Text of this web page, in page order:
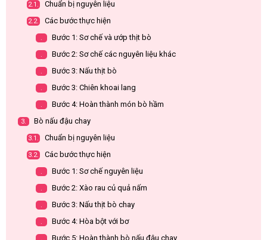
2.1. Chuẩn bị nguyên liệu
2.2. Các bước thực hiện
. Bước 1: Sơ chế và ướp thịt bò
. Bước 2: Sơ chế các nguyên liệu khác
. Bước 3: Nấu thịt bò
. Bước 3: Chiên khoai lang
. Bước 4: Hoàn thành món bò hầm
3. Bò nấu đậu chay
3.1. Chuẩn bị nguyên liệu
3.2. Các bước thực hiện
. Bước 1: Sơ chế nguyên liệu
. Bước 2: Xào rau củ quả nấm
. Bước 3: Nấu thịt bò chay
. Bước 4: Hòa bột với bơ
Bước 5: Hoàn thành bò nấu đậu chay